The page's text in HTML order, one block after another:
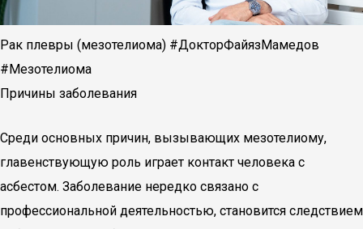
Рак плевры (мезотелиома) #ДокторФайязМамедов
#Мезотелиома
Причины заболевания
Среди основных причин, вызывающих мезотелиому,
главенствующую роль играет контакт человека с
асбестом. Заболевание нередко связано с
профессиональной деятельностью, становится следствием